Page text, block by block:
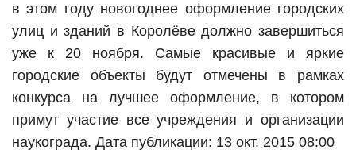
в этом году новогоднее оформление городских
улиц и зданий в Королёве должно завершиться
уже к 20 ноября. Самые красивые и яркие
городские объекты будут отмечены в рамках
конкурса на лучшее оформление, в котором
примут участие все учреждения и организации
наукограда. Дата публикации: 13 окт. 2015 08:00